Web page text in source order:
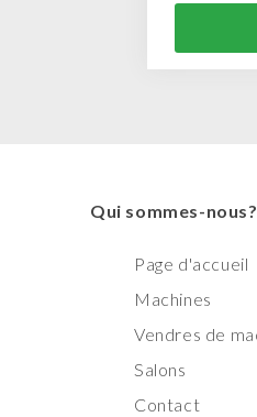
Qui sommes-nous?
Page d'accueil
Machines
Vendres de
Salons
Contact